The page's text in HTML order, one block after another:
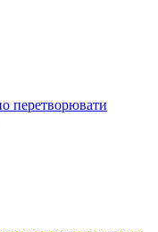
перетворювати